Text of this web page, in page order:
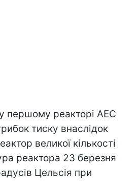
першому реакторі АЕС
тиску внаслідок
великої кількості
реактора 23 березня
Цельсія при